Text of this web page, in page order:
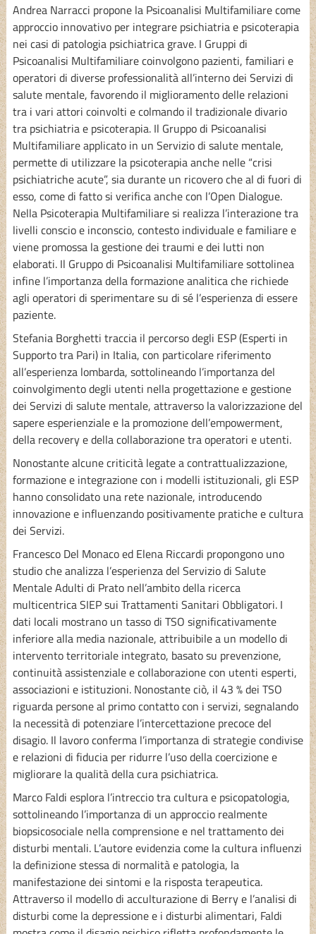
Andrea Narracci propone la Psicoanalisi Multifamiliare come
approccio innovativo per integrare psichiatria e psicoterapia
nei casi di patologia psichiatrica grave. I Gruppi di
Psicoanalisi Multifamiliare coinvolgono pazienti, familiari e
operatori di diverse professionalità all’interno dei Servizi di
salute mentale, favorendo il miglioramento delle relazioni
tra i vari attori coinvolti e colmando il tradizionale divario
tra psichiatria e psicoterapia. Il Gruppo di Psicoanalisi
Multifamiliare applicato in un Servizio di salute mentale,
permette di utilizzare la psicoterapia anche nelle “crisi
psichiatriche acute”, sia durante un ricovero che al di fuori di
esso, come di fatto si verifica anche con l’Open Dialogue.
Nella Psicoterapia Multifamiliare si realizza l’interazione tra
livelli conscio e inconscio, contesto individuale e familiare e
viene promossa la gestione dei traumi e dei lutti non
elaborati. Il Gruppo di Psicoanalisi Multifamiliare sottolinea
infine l’importanza della formazione analitica che richiede
agli operatori di sperimentare su di sé l’esperienza di essere
paziente.
Stefania Borghetti traccia il percorso degli ESP (Esperti in
Supporto tra Pari) in Italia, con particolare riferimento
all’esperienza lombarda, sottolineando l’importanza del
coinvolgimento degli utenti nella progettazione e gestione
dei Servizi di salute mentale, attraverso la valorizzazione del
sapere esperienziale e la promozione dell’empowerment,
della recovery e della collaborazione tra operatori e utenti.
Nonostante alcune criticità legate a contrattualizzazione,
formazione e integrazione con i modelli istituzionali, gli ESP
hanno consolidato una rete nazionale, introducendo
innovazione e influenzando positivamente pratiche e cultura
dei Servizi.
Francesco Del Monaco ed Elena Riccardi propongono uno
studio che analizza l’esperienza del Servizio di Salute
Mentale Adulti di Prato nell’ambito della ricerca
multicentrica SIEP sui Trattamenti Sanitari Obbligatori. I
dati locali mostrano un tasso di TSO significativamente
inferiore alla media nazionale, attribuibile a un modello di
intervento territoriale integrato, basato su prevenzione,
continuità assistenziale e collaborazione con utenti esperti,
associazioni e istituzioni. Nonostante ciò, il 43 % dei TSO
riguarda persone al primo contatto con i servizi, segnalando
la necessità di potenziare l’intercettazione precoce del
disagio. Il lavoro conferma l’importanza di strategie condivise
e relazioni di fiducia per ridurre l’uso della coercizione e
migliorare la qualità della cura psichiatrica.
Marco Faldi esplora l’intreccio tra cultura e psicopatologia,
sottolineando l’importanza di un approccio realmente
biopsicosociale nella comprensione e nel trattamento dei
disturbi mentali. L’autore evidenzia come la cultura influenzi
la definizione stessa di normalità e patologia, la
manifestazione dei sintomi e la risposta terapeutica.
Attraverso il modello di acculturazione di Berry e l’analisi di
disturbi come la depressione e i disturbi alimentari, Faldi